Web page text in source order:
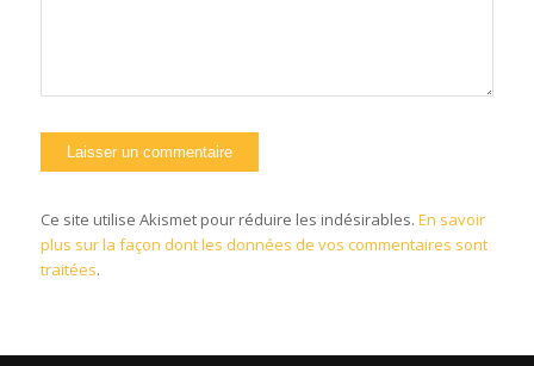
Ce site utilise Akismet pour réduire les indésirables. En savoir
plus sur la façon dont les données de vos commentaires sont
traitées.